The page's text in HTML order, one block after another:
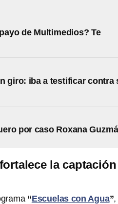
de Multimedios? Te
giro: iba a testificar contra
por caso Roxana
la captación
“Escuelas con Agua”,